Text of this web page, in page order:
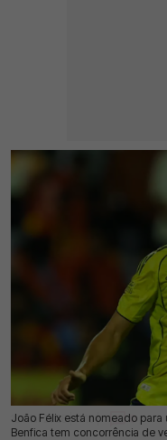
João Félix está nomeado
Benfica tem concorrência de
18 Mai 2026 | 11:10 | 0